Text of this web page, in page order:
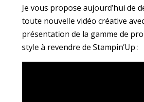
Je vous propose aujourd’hui de
toute nouvelle vidéo créative
présentation de la gamme de
style à revendre de Stampin’Up :